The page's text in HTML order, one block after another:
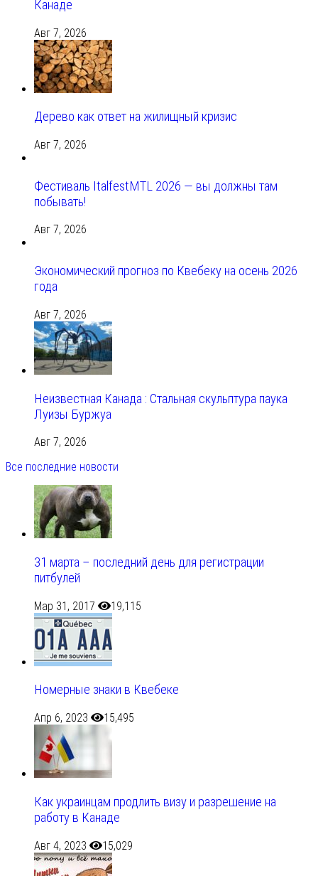
Канаде
Авг 7, 2026
Дерево как ответ на жилищный кризис
Авг 7, 2026
Фестиваль ItalfestMTL 2026 — вы должны там
побывать!
Авг 7, 2026
Экономический прогноз по Квебеку на осень 2026
года
Авг 7, 2026
Неизвестная Канада : Стальная скульптура паука
Луизы Буржуа
Авг 7, 2026
Все последние новости
31 марта – последний день для регистрации
питбулей
Мар 31, 2017 19,115
Номерные знаки в Квебеке
Апр 6, 2023 15,495
Как украинцам продлить визу и разрешение на
работу в Канаде
Авг 4, 2023 15,029